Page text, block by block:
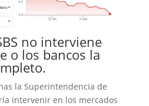
no interviene
o los bancos la
la Superintendencia de
intervenir en los mercados